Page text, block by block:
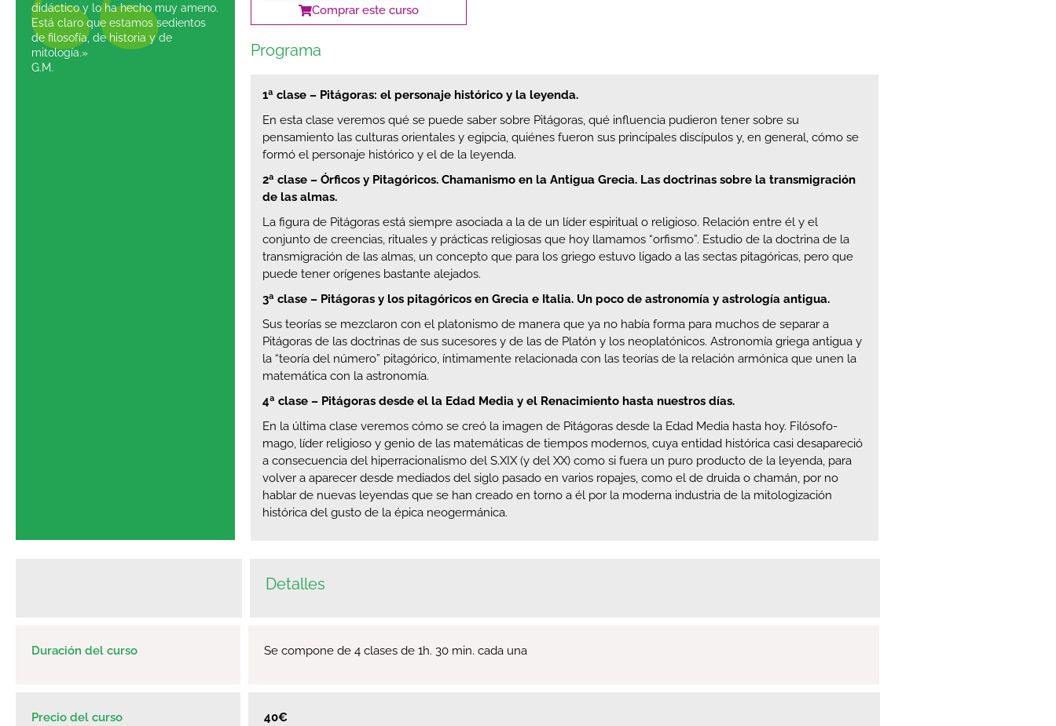
didáctico y lo ha hecho muy ameno.
Está claro que estamos sedientos
de filosofía, de historia y de
mitología.»
G.M.
Comprar este curso
Programa
1ª clase – Pitágoras: el personaje histórico y la leyenda.
En esta clase veremos qué se puede saber sobre Pitágoras, qué influencia pudieron tener sobre su
pensamiento las culturas orientales y egipcia, quiénes fueron sus principales discípulos y, en general, cómo se
formó el personaje histórico y el de la leyenda.
2ª clase –Órficos y Pitagóricos. Chamanismo en la Antigua Grecia. Las doctrinas sobre la transmigración
de las almas.
La figura de Pitágoras está siempre asociada a la de un líder espiritual o religioso. Relación entre él y el
conjunto de creencias, rituales y prácticas religiosas que hoy llamamos “orfismo”. Estudio de la doctrina de la
transmigración de las almas, un concepto que para los griego estuvo ligado a las sectas pitagóricas, pero que
puede tener orígenes bastante alejados.
3ª clase – Pitágoras y los pitagóricos en Grecia e Italia. Un poco de astronomía y astrología antigua.
Sus teorías se mezclaron con el platonismo de manera que ya no había forma para muchos de separar a
Pitágoras de las doctrinas de sus sucesores y de las de Platón y los neoplatónicos. Astronomía griega antigua y
la “teoría del número” pitagórico, íntimamente relacionada con las teorías de la relación armónica que unen la
matemática con la astronomía.
4ª clase – Pitágoras desde el la Edad Media y el Renacimiento hasta nuestros días.
En la última clase veremos cómo se creó la imagen de Pitágoras desde la Edad Media hasta hoy. Filósofo-
mago, líder religioso y genio de las matemáticas de tiempos modernos, cuya entidad histórica casi desapareció
a consecuencia del hiperracionalismo del S.XIX (y del XX) como si fuera un puro producto de la leyenda, para
volver a aparecer desde mediados del siglo pasado en varios ropajes, como el de druida o chamán, por no
hablar de nuevas leyendas que se han creado en torno a él por la moderna industria de la mitologización
histórica del gusto de la épica neogermánica.
Detalles
Duración del curso Se compone de 4 clases de 1h. 30 min. cada una
Precio del curso 40€